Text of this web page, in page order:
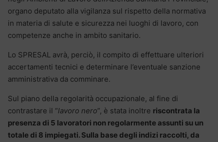
organo deputato alla vigilanza sul rispetto della normativa
in materia di salute e sicurezza nei luoghi di lavoro, con
competenze anche in ambito sanitario.
Lo SPRESAL avrà, perciò, il compito di effettuare ulteriori
accertamenti tecnici e determinare l’eventuale sanzione
amministrativa da comminare.
Sul piano della regolarità occupazionale, al fine di
contrastare il “lavoro nero”, è stata inoltre riscontrata la
presenza di 5 lavoratori non regolarmente assunti su un
totale di 8 impiegati. Sulla base degli indizi raccolti, da